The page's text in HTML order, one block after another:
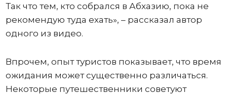
Так что тем, кто собрался в Абхазию, пока не
рекомендую туда ехать», – рассказал автор
одного из видео.
Впрочем, опыт туристов показывает, что время
ожидания может существенно различаться.
Некоторые путешественники советуют